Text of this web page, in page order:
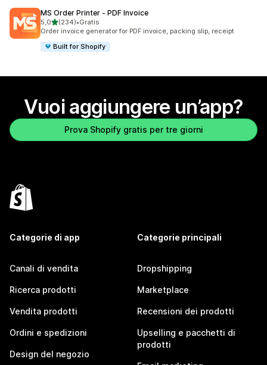
MS Order Printer ‑ PDF Invoice
5,0stelle su 5
(234)
234 recensioni totali
•Gratis
Order invoice generator for PDF invoice, packing slip, receipt
Built for Shopify
Vuoi aggiungere un’app?
Prova Shopify gratis per tre giorni
Categorie di app
Canali di vendita
Ricerca prodotti
Vendita prodotti
Ordini e spedizioni
Design del negozio
Categorie principali
Dropshipping
Marketplace
Recensioni dei prodotti
Upselling e pacchetti di
prodotti